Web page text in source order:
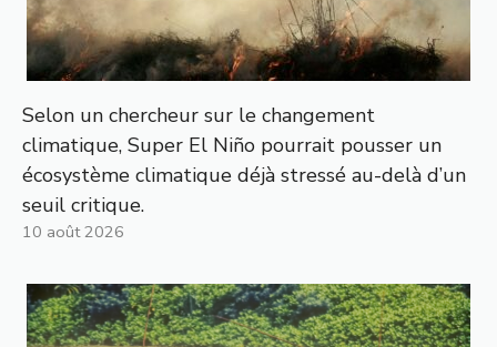
Selon un chercheur sur le changement
climatique, Super El Niño pourrait pousser un
écosystème climatique déjà stressé au-delà d’un
seuil critique.
10 août 2026